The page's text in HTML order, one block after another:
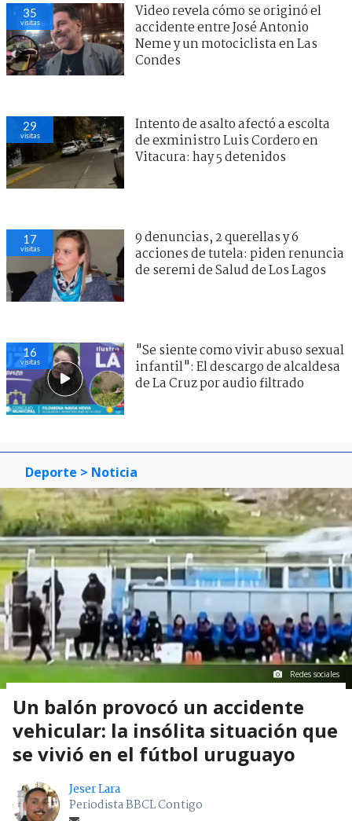
35
visitas
Video revela cómo se originó el
accidente entre José Antonio
Neme y un motociclista en Las
Condes
29
visitas
Intento de asalto afectó a escolta
de exministro Luis Cordero en
Vitacura: hay 5 detenidos
17
visitas
9 denuncias, 2 querellas y 6
acciones de tutela: piden renuncia
de seremi de Salud de Los Lagos
16
visitas
"Se siente como vivir abuso sexual
infantil": El descargo de alcaldesa
de La Cruz por audio filtrado
Deporte > Noticia
Redes sociales
Un balón provocó un accidente
vehicular: la insólita situación que
se vivió en el fútbol uruguayo
Jeser Lara
Periodista BBCL Contigo